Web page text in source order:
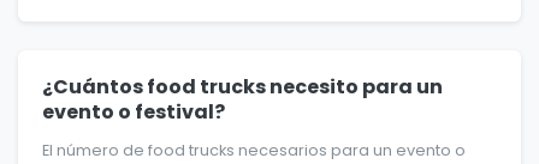
¿Cuántos food trucks necesito para un
evento o festival?
El número de food trucks necesarios para un evento o